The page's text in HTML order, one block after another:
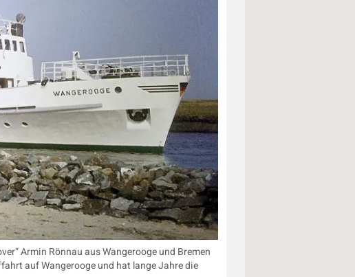
Armin Rönnau aus Wangerooge und Bremen
auf Wangerooge und hat lange Jahre die